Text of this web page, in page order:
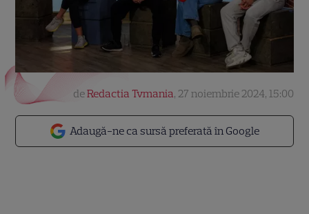
Adaugă-ne ca sursă preferată în Google
deRedactia Tvmania, 27 noiembrie 2024, 15:00